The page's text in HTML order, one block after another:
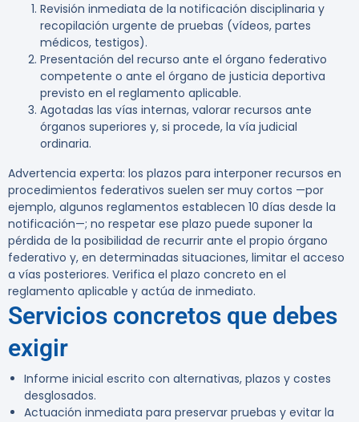
Revisión inmediata de la notificación disciplinaria y
recopilación urgente de pruebas (vídeos, partes
médicos, testigos).
Presentación del recurso ante el órgano federativo
competente o ante el órgano de justicia deportiva
previsto en el reglamento aplicable.
Agotadas las vías internas, valorar recursos ante
órganos superiores y, si procede, la vía judicial
ordinaria.
Advertencia experta: los plazos para interponer recursos en
procedimientos federativos suelen ser muy cortos —por
ejemplo, algunos reglamentos establecen 10 días desde la
notificación—; no respetar ese plazo puede suponer la
pérdida de la posibilidad de recurrir ante el propio órgano
federativo y, en determinadas situaciones, limitar el acceso
a vías posteriores. Verifica el plazo concreto en el
reglamento aplicable y actúa de inmediato.
Servicios concretos que debes
exigir
Informe inicial escrito con alternativas, plazos y costes
desglosados.
Actuación inmediata para preservar pruebas y evitar la